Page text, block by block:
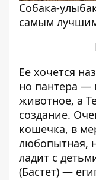
Собака-
самым
Ее хочется
но пантера —
животное, а
создание.
кошечка, в
любопытная,
ладит с
(Бастет) —